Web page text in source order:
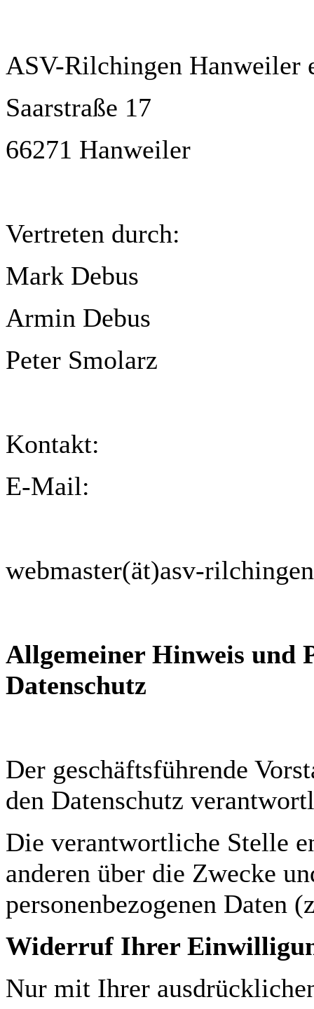
ASV-Rilchingen Hanweiler
Saarstraße 17
66271 Hanweiler
Vertreten durch:
Mark Debus
Armin Debus
Peter Smolarz
Kontakt:
E-Mail:
webmaster(ät)asv-
Allgemeiner Hinweis und
Datenschutz
Der geschäftsführende
den Datenschutz
Die verantwortliche Stelle
anderen über die Zwecke
personenbezogenen Daten
Widerruf Ihrer
Nur mit Ihrer